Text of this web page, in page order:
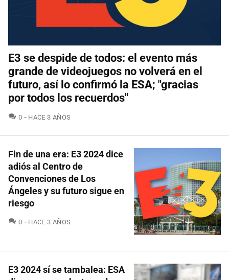
E3 se despide de todos: el evento más
grande de videojuegos no volverá en el
futuro, así lo confirmó la ESA; "gracias
por todos los recuerdos"
0 COMENTARIOS
HACE 3 AÑOS
Fin de una era: E3 2024 dice
adiós al Centro de
Convenciones de Los
Ángeles y su futuro sigue en
riesgo
0 COMENTARIOS
HACE 3 AÑOS
E3 2024 sí se tambalea: ESA